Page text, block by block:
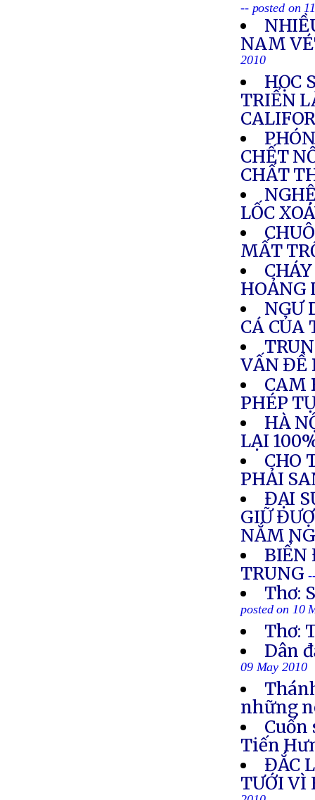
-- posted on
NAM
2010
HỌC
TRIỂN
CHẾT
CHẤT
LỐC
MẤT
HOẢNG
NGƯ
CÁ CỦA
VẤN ĐỀ
CAM
PHÉP
HÀ
LẠI
CHO
PHẢI
ĐẠI
GIỮ
NẮM
BIỂN
TRUNG
Thơ:
posted on 10
Thơ:
Dân
09 May 2010
những
Cuốn
Tiến
ĐẮC
TƯỚI VÌ